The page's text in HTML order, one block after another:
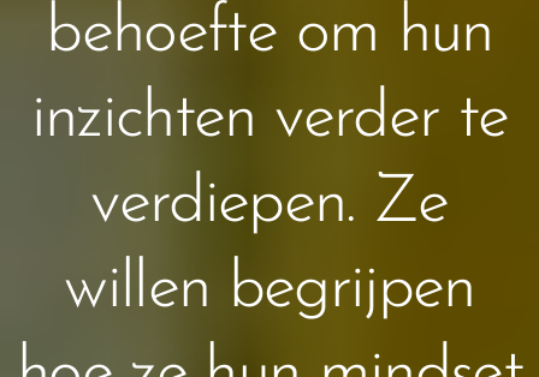
behoefte om hun
inzichten verder te
verdiepen. Ze
willen begrijpen